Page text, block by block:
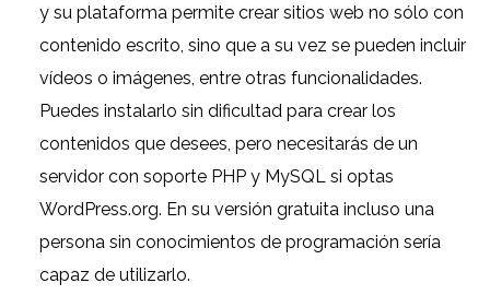
y su plataforma permite crear sitios web no sólo con
contenido escrito, sino que a su vez se pueden incluir
vídeos o imágenes, entre otras funcionalidades.
Puedes instalarlo sin dificultad para crear los
contenidos que desees, pero necesitarás de un
servidor con soporte PHP y MySQL si optas
WordPress.org. En su versión gratuita incluso una
persona sin conocimientos de programación sería
capaz de utilizarlo.